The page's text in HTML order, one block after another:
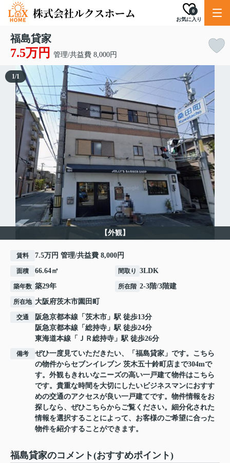
お気に入り
0
福島貸家
7.5万円 管理/共益費 8,000円
【外観】
1/1
賃料 7.5万円 管理/共益費 8,000円
面積 66.64㎡ 間取り 3LDK
築年数 築29年 所在階 2-3階/3階建
所在地 大阪府茨木市園田町
交通 阪急京都本線 「 茨木市 」駅 徒歩13分
阪急京都本線 「 総持寺 」駅 徒歩24分
東海道本線 「 ＪＲ総持寺 」駅 徒歩26分
備考
ぜひ一度見ていただきたい、「福島貸家」です。こちら
の物件からセブンイレブン 茨木五十鈴町店まで304mで
す。外観もきれいなニーズの高い一戸建て物件はこちら
です。貴重な時間を大切にしたいビジネスマンにおすす
めの交通のアクセスが良い一戸建てです。物件情報をお
探しなら、ぜひこちらからご覧ください。細分化された
情報を選択することによって、お客様のご希望に合った
物件を紹介することができます。
福島貸家のコメント(おすすめポイント)